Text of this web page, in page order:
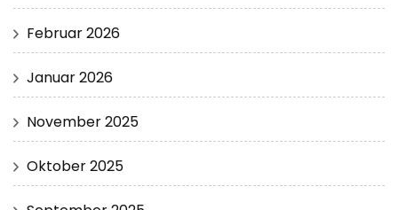
Februar 2026
Januar 2026
November 2025
Oktober 2025